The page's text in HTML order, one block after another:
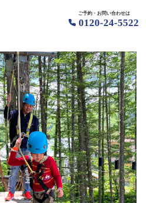
ご予約・お問い合わせは
0120-24-5522